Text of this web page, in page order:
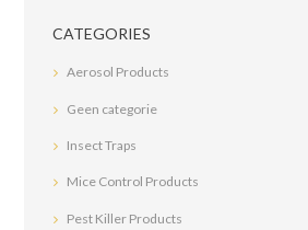
CATEGORIES
Aerosol Products
Geen categorie
Insect Traps
Mice Control Products
Pest Killer Products